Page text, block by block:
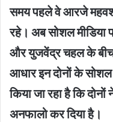
समय पहले वे आरजे महवश
रहे। अब सोशल मीडिया
और युजवेंद्र चहल के बीच
आधार इन दोनों के सोशल
किया जा रहा है कि
अनफालो कर दिया है।